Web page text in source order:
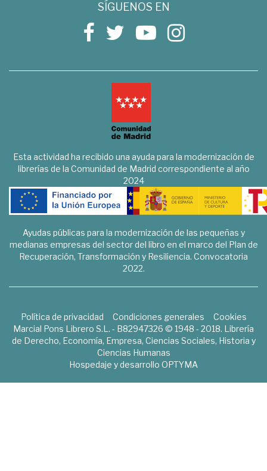
SÍGUENOS EN
Esta actividad ha recibido una ayuda para la modernización de
librerías de la Comunidad de Madrid correspondiente al año
2024
Ayudas públicas para la modernización de las pequeñas y
medianas empresas del sector del libro en el marco del Plan de
Recuperación, Transformación y Resiliencia. Convocatoria
2022.
Política de privacidad Condiciones generales
Cookies
Marcial Pons Librero S.L. - B82947326 © 1948 - 2018. Librería
de Derecho, Economía, Empresa, Ciencias Sociales, Historia y
Ciencias Humanas
Hospedaje y desarrollo OPTYMA